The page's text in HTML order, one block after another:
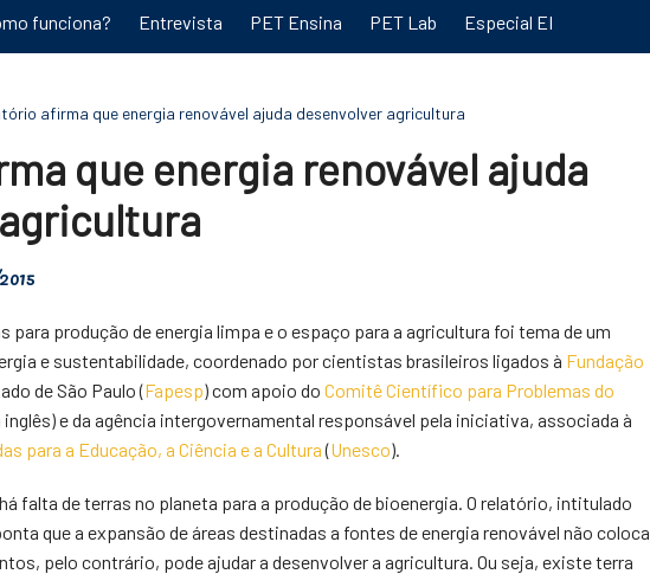
funciona? Entrevista PET Ensina PET Lab Especial EI
afirma que energia renovável ajuda desenvolver agricultura
que energia renovável ajuda
para produção de energia limpa e o espaço para a agricultura foi tema de um
e sustentabilidade, coordenado por cientistas brasileiros ligados à Fundação
de São Paulo (Fapesp) com apoio do Comitê Científico para Problemas do
inglês) e da agência intergovernamental responsável pela iniciativa, associada à
para a Educação, a Ciência e a Cultura(Unesco).
falta de terras no planeta para a produção de bioenergia. O relatório, intitulado
que a expansão de áreas destinadas a fontes de energia renovável não coloca
pelo contrário, pode ajudar a desenvolver a agricultura. Ou seja, existe terra